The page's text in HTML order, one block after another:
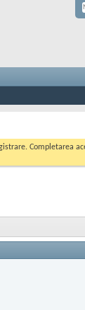
Completarea